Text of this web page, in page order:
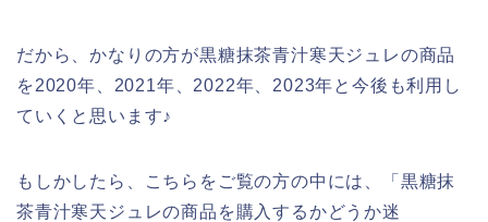
だから、かなりの方が黒糖抹茶青汁寒天ジュレの商品
を2020年、2021年、2022年、2023年と今後も利用し
ていくと思います♪
もしかしたら、こちらをご覧の方の中には、「黒糖抹
茶青汁寒天ジュレの商品を購入するかどうか迷